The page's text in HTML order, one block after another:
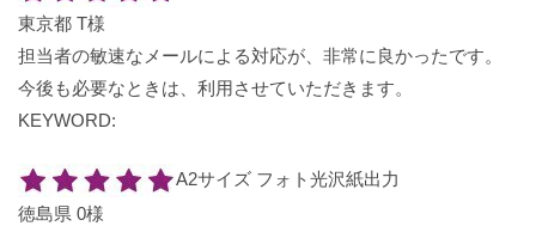
東京都 T様
担当者の敏速なメールによる対応が、非常に良かったです。
今後も必要なときは、利用させていただきます。
KEYWORD:
A2サイズ フォト光沢紙出力
徳島県 0様